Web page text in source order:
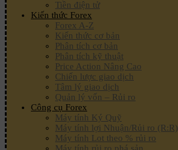
Tiền điện tử
Kiến thức Forex
Forex A-Z
Kiến thức cơ bản
Phân tích cơ bản
Phân tích kỹ thuật
Price Action Nâng Cao
Chiến lược giao dịch
Tâm lý giao dịch
Quản lý vốn – Rủi ro
Công cụ Forex
Máy tính Ký Quỹ
Máy tính lợi Nhuận/Rủi ro (R:R)
Máy tính Lot theo % rủi ro